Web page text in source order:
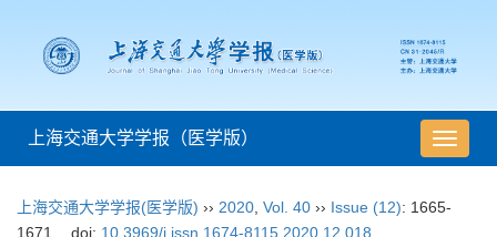
导
航
上海交通大学学报（医学版）
上海交通大学学报(医学版) ›› 2020 Vol. 40 ›› Issue (12): 1665-
1671.
doi: 10.3969/j.issn.1674-8115.2020.12.018